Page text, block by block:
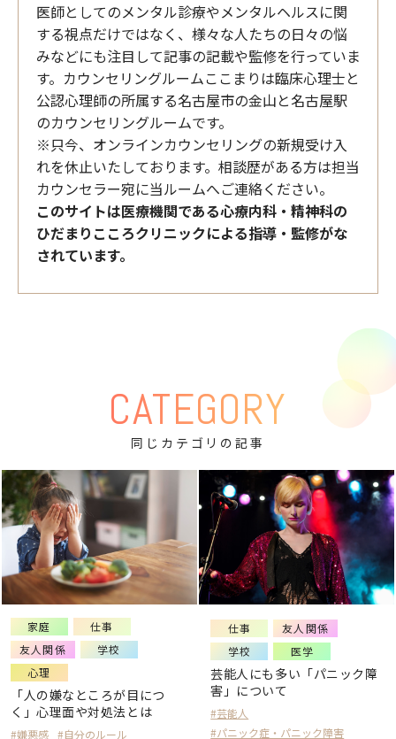
医師としてのメンタル診療やメンタルヘルスに関
する視点だけではなく、様々な人たちの日々の悩
みなどにも注目して記事の記載や監修を行っていま
す。カウンセリングルームここまりは臨床心理士と
公認心理師の所属する名古屋市の金山と名古屋駅
のカウンセリングルームです。
※只今、オンラインカウンセリングの新規受け入
れを休止いたしております。相談歴がある方は担当
カウンセラー宛に当ルームへご連絡ください。
このサイトは医療機関である心療内科・精神科の
ひだまりこころクリニックによる指導・監修がな
されています。
CATEGORY
同じカテゴリの記事
家庭
仕事
友人関係
学校
心理
「人の嫌なところが目につ
く」心理面や対処法とは
#嫌悪感 #自分のルール
仕事
友人関係
学校
医学
芸能人にも多い「パニック障
害」について
#芸能人
#パニック症・パニック障害